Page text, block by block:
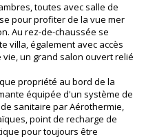
toutes avec salle de
pour profiter de la vue mer
Au rez-de-chaussée se
villa, également avec accès
un grand salon ouvert relié
propriété au bord de la
équipée d'un système de
sanitaire par Aérothermie,
point de recharge de
pour toujours être